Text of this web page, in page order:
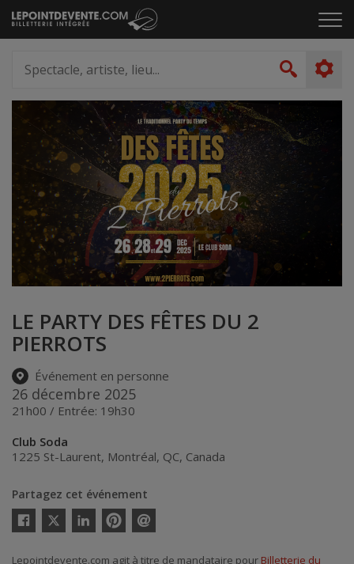
Passer
au
le
artiste,
lieu...
LE PARTY DES FÊTES DU 2
PIERROTS
Événement en personne
26 décembre 2025
21h00 / Entrée: 19h30
Club Soda
1225 St-Laurent, Montréal, QC, Canada
Partagez cet événement
Twitter
courriel
Lepointdevente.com agit à titre de mandataire pour Billetterie du